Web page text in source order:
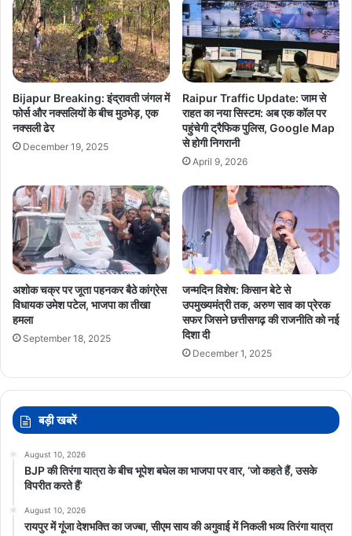
का
था
इनाम
Bijapur Breaking: इंद्रावती जंगल में
फोर्स और नक्सलियों के बीच मुठभेड़, एक
नक्सली ढेर
December 19, 2025
Raipur Traffic Update: जाम से
राहत का नया सिस्टम: अब एक कॉल पर
पहुंचेगी ट्रैफिक पुलिस, Google Map
से होगी निगरानी
April 9, 2026
अशोक चक्र पर जूता पहनकर बैठे कांग्रेस
विधायक उमेश पटेल, भाजपा का तीखा
हमला
September 18, 2025
जन्मदिन विशेष: किसान बेटे से
उपमुख्यमंत्री तक, अरुण साव का प्रेरक
सफर जिसने छत्तीसगढ़ की राजनीति को नई
दिशा दी
December 1, 2025
बड़ी खबरें
August 10, 2026
BJP की तिरंगा यात्रा के बीच भूपेश बघेल का भाजपा पर वार, ‘जो कहते हैं, उसके
विपरीत करते हैं’
August 10, 2026
रायपुर में गूंजा देशभक्ति का जज्बा, सीएम साय की अगुवाई में निकली भव्य तिरंगा यात्रा